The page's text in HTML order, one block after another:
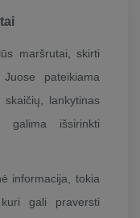
maršrutai, skirti
pateikiama
lankytinas
išsirinkti
informacija, tokia
gali praversti